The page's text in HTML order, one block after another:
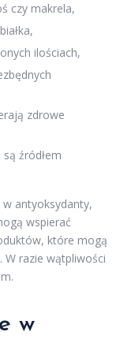
czy makrela,
ilościach,
zdrowe
źródłem
antyoksydanty,
wspierać
które mogą
razie wątpliwości
w